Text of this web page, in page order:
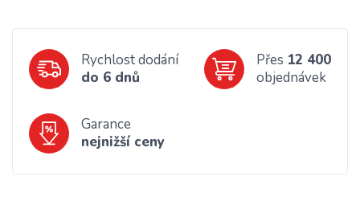
Rychlost dodání
do 6 dnů
Přes 12 400
objednávek
Garance
nejnižší ceny